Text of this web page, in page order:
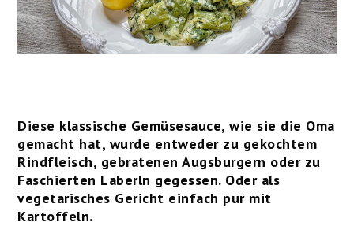
Diese klassische Gemüsesauce, wie sie die Oma
gemacht hat, wurde entweder zu gekochtem
Rindfleisch, gebratenen Augsburgern oder zu
Faschierten Laberln gegessen. Oder als
vegetarisches Gericht einfach pur mit
Kartoffeln.